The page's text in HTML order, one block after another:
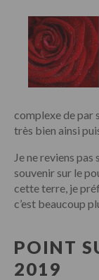
complexe de par
très bien ainsi
Je ne reviens
souvenir sur le
cette terre, je
c’est beaucoup
POINT
2019